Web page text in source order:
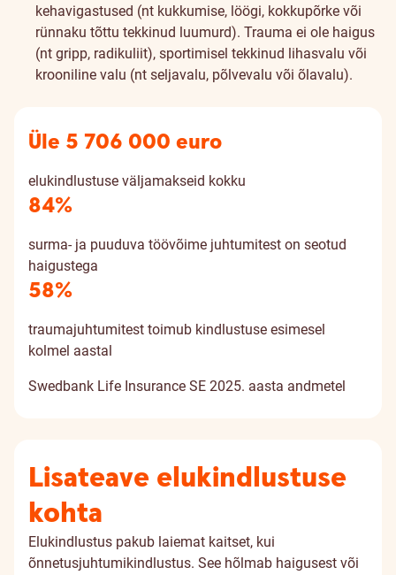
kehavigastused (nt kukkumise, löögi, kokkupõrke või
rünnaku tõttu tekkinud luumurd). Trauma ei ole haigus
(nt gripp, radikuliit), sportimisel tekkinud lihasvalu või
krooniline valu (nt seljavalu, põlvevalu või õlavalu).
Üle 5 706 000 euro
elukindlustuse väljamakseid kokku
84%
surma- ja puuduva töövõime juhtumitest on seotud
haigustega
58%
traumajuhtumitest toimub kindlustuse esimesel
kolmel aastal
Swedbank Life Insurance SE 2025. aasta andmetel
Lisateave elukindlustuse
kohta
Elukindlustus pakub laiemat kaitset, kui
õnnetusjuhtumikindlustus. See hõlmab haigusest või